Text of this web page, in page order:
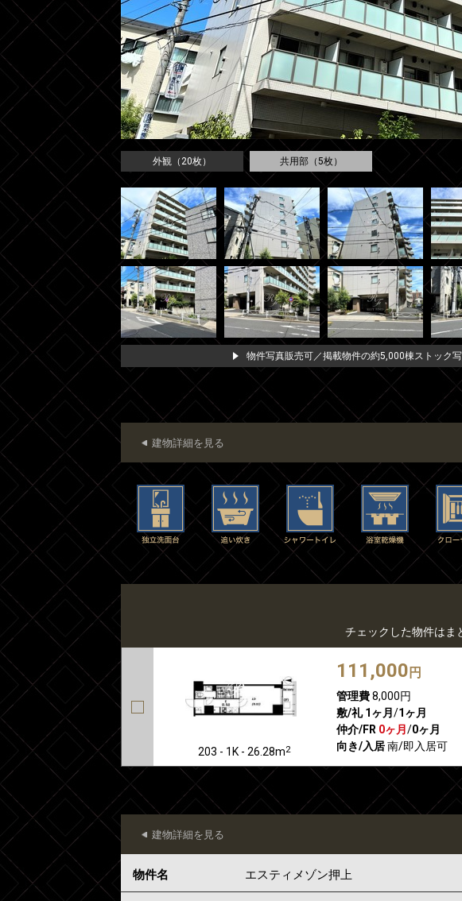
外観（20枚） 共用部（5枚）
物件写真販売可／掲載物件の約5,000棟ストック
建物詳細を見る
チェックした物件はま
203 - 1K - 26.28m2
111,000 円
管理費8,000円
敷/礼 1ヶ月 /1ヶ月
仲介/FR 0ヶ月 /0ヶ月
向き/入居南/即入居可
建物詳細を見る
物件名 エスティメゾン押上